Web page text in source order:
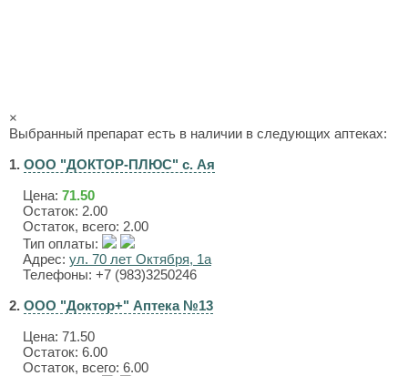
×
Выбранный препарат есть в наличии в следующих аптеках:
1. ООО "ДОКТОР-ПЛЮС" с. Ая
Цена: 71.50
Остаток: 2.00
Остаток, всего: 2.00
Тип оплаты:
Адрес: ул. 70 лет Октября, 1а
Телефоны: +7 (983)3250246
2. ООО "Доктор+" Аптека №13
Цена: 71.50
Остаток: 6.00
Остаток, всего: 6.00